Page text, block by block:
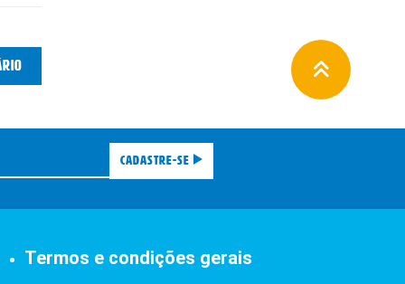
Cadastre-se
Termos e condições gerais